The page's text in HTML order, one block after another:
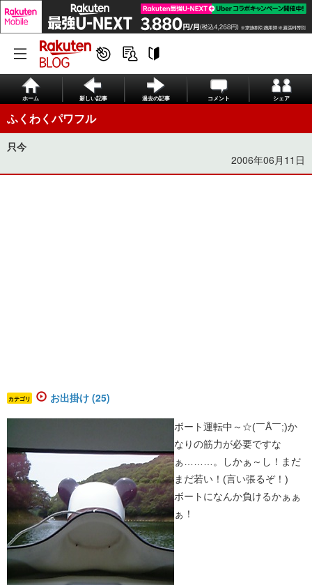
ホーム 新しい記事 過去の記事 コメント シェア
ふくわくパワフル
只今
2006年06月11日
カテゴリ お出掛け (25)
ボート運転中～☆(￣Å￣;)か
なりの筋力が必要ですな
ぁ………。しかぁ～し！まだ
まだ若い！(言い張るぞ！)
ボートになんか負けるかぁぁ
ぁ！